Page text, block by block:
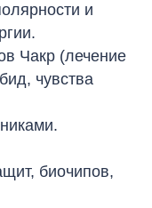
и
Чакр (лечение
чувства
биочипов,